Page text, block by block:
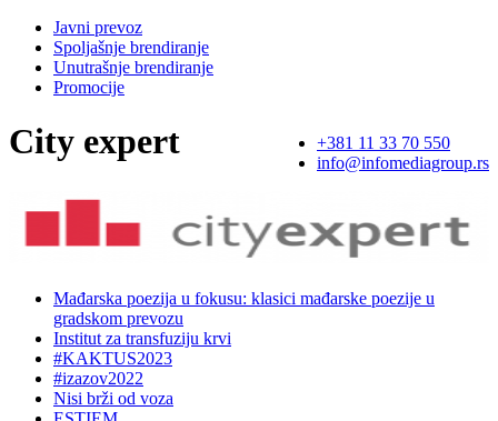
Javni prevoz
Spoljašnje brendiranje
Unutrašnje brendiranje
Promocije
+381 11 33 70 550
info@infomediagroup.rs
City expert
Mađarska poezija u fokusu: klasici mađarske poezije u
gradskom prevozu
Institut za transfuziju krvi
#KAKTUS2023
#izazov2022
Nisi brži od voza